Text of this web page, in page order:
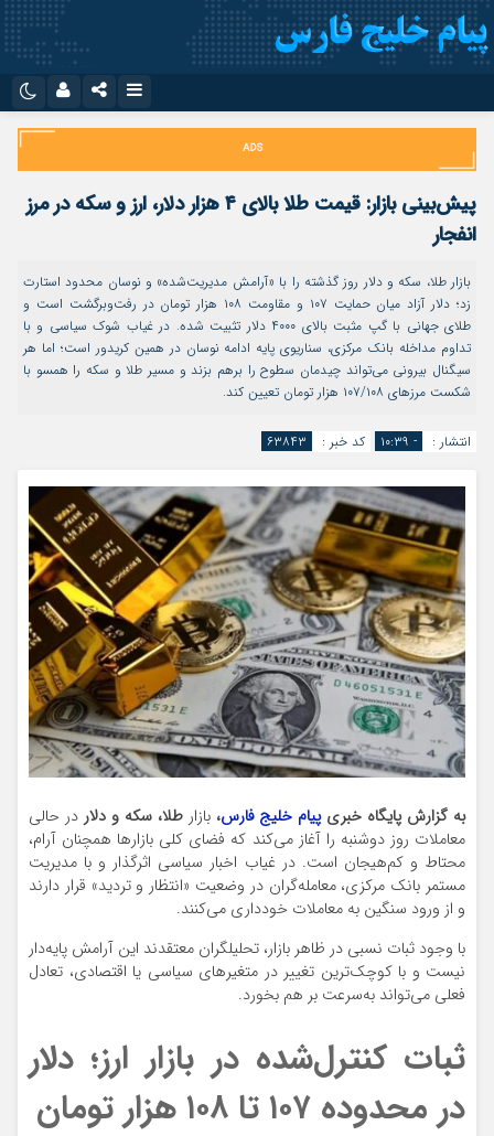
اینستاگرام
تلگرام
سروش
ایتا
اپلیکیشن
نام کاربری یا نشانی ایمیل
رمز عبور
مرا به خاطر بسپار
پیش‌بینی بازار: قیمت طلا بالای ۴ هزار دلار، ارز و سکه در مرز
انفجار
بازار طلا، سکه و دلار روز گذشته را با «آرامش مدیریت‌شده» و نوسان محدود استارت
زد؛ دلار آزاد میان حمایت ۱۰۷ و مقاومت ۱۰۸ هزار تومان در رفت‌وبرگشت است و
طلای جهانی با گپ مثبت بالای ۴۰۰۰ دلار تثبیت شده. در غیاب شوک سیاسی و با
تداوم مداخله بانک مرکزی، سناریوی پایه ادامه نوسان در همین کریدور است؛ اما هر
سیگنال بیرونی می‌تواند چیدمان سطوح را برهم بزند و مسیر طلا و سکه را همسو با
شکست مرزهای ۱۰۷/۱۰۸ هزار تومان تعیین کند.
انتشار : - ۱۰:۳۹ کد خبر : ۶۳۸۴۳
به گزارش پایگاه خبریپیام خلیج فارس، بازارطلا، سکه و دلار در حالی
معاملات روز دوشنبه را آغاز می‌کند که فضای کلی بازارها همچنان آرام،
محتاط و کم‌هیجان است. در غیاب اخبار سیاسی اثرگذار و با مدیریت
مستمر بانک مرکزی، معامله‌گران در وضعیت «انتظار و تردید» قرار دارند
و از ورود سنگین به معاملات خودداری می‌کنند.
با وجود ثبات نسبی در ظاهر بازار، تحلیلگران معتقدند این آرامش پایه‌دار
نیست و با کوچک‌ترین تغییر در متغیرهای سیاسی یا اقتصادی، تعادل
فعلی می‌تواند به‌سرعت بر هم بخورد.
ثبات کنترل‌شده در بازار ارز؛ دلار
در محدوده ۱۰۷ تا ۱۰۸ هزار تومان